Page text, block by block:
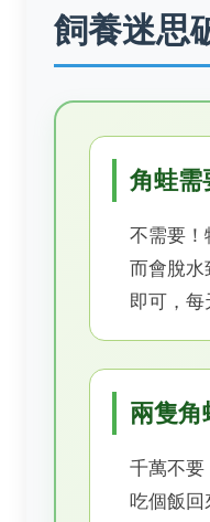
飼養迷思
角蛙需
不需要！
而會脫水
即可，每
兩隻角
千萬不要
吃個飯回